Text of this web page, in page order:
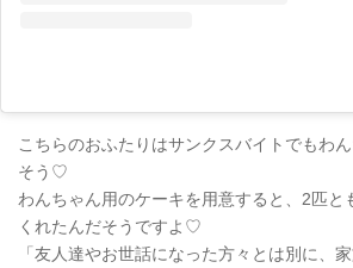
こちらのおふたりはサンクスバイトでもわ
そう♡
わんちゃん用のケーキを用意すると、2匹と
くれたんだそうですよ♡
「友人達やお世話になった方々とは別に、